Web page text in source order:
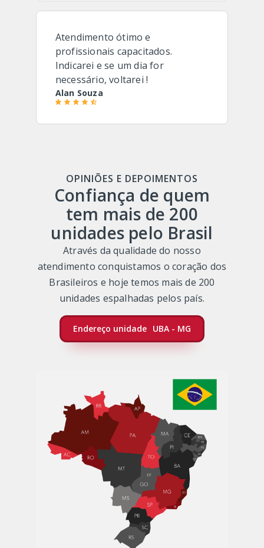
Atendimento ótimo e
profissionais capacitados.
Indicarei e se um dia for
necessário, voltarei !
Alan Souza
OPINIÕES E DEPOIMENTOS
Confiança de quem
tem mais de 200
unidades pelo Brasil
Através da qualidade do nosso
atendimento conquistamos o coração dos
Brasileiros e hoje temos mais de 200
unidades espalhadas pelos país.
Endereço unidade UBA - MG